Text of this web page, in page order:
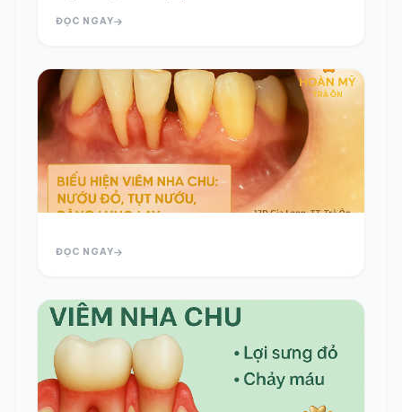
ĐỌC NGAY
ĐỌC NGAY